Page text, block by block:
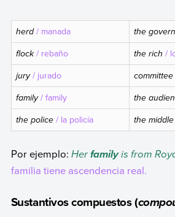
herd / manada the
flock/ rebaño the rich /
jury/ jurado committee
family/ family the
the police / la policía the
Por ejemplo: Her familyis from
familia tiene ascendencia real.
Sustantivos compuestos (